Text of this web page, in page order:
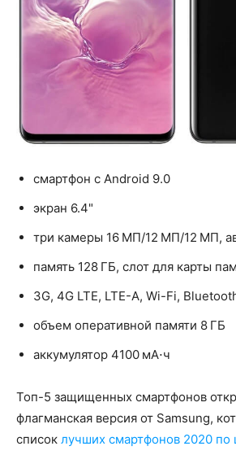
смартфон с Android 9.0
экран 6.4"
три камеры 16 МП/12 МП/12 МП,
память 128 ГБ, слот для карты
3G, 4G LTE, LTE-A, Wi-Fi,
объем оперативной памяти 8 ГБ
аккумулятор 4100 мА⋅ч
Топ-5 защищенных смартфонов
флагманская версия от Samsung,
список лучших смартфонов 2020 по